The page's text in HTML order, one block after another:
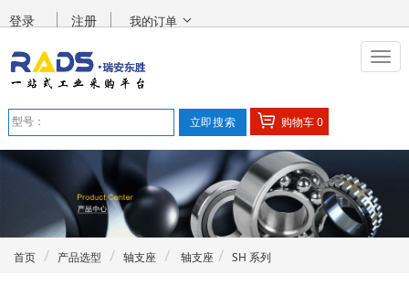
登录 注册 我的订单
购物车0
首页 产品选型 轴支座 轴支座 SH 系列